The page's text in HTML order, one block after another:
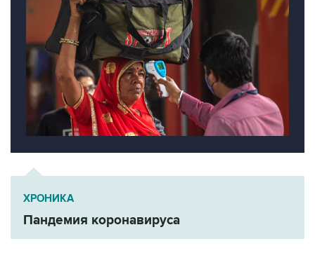
ХРОНИКА
Пандемия коронавируса
Москва Коронавирус